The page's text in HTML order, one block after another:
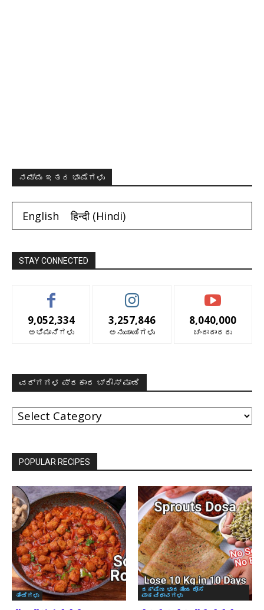
ನಮ್ಮ ಇತರ ಭಾಷೆಗಳು
English हिन्दी(Hindi)
STAY CONNECTED
9,052,334
ಅಭಿಮಾನಿಗಳು
3,257,846
ಅನುಯಾಯಿಗಳು
8,040,000
ಚಂದಾದಾರರು
ವರ್ಗಗಳ ಪ್ರಕಾರ ಬ್ರೌಸ್ ಮಾಡಿ
ವರ್ಗಗಳ
ಪ್ರಕಾರ
ಬ್ರೌಸ್
POPULAR RECIPES
ತಿಂಡಿಗಳು
ದಕ್ಷಿಣ ಭಾರತೀಯ ದೋಸೆ
ಪಾಕವಿಧಾನಗಳು